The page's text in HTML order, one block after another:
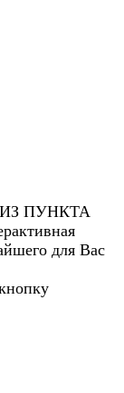
ИЗ ПУНКТА
для Вас